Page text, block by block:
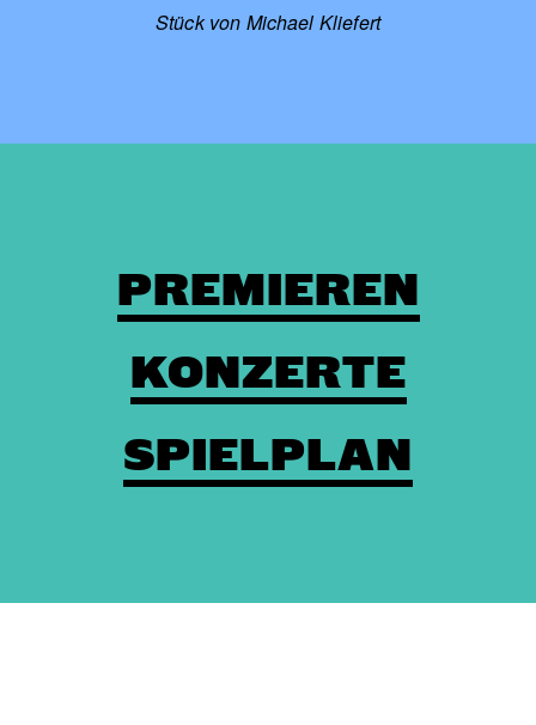
Stück von Michael Kliefert
PREMIEREN
KONZERTE
SPIELPLAN